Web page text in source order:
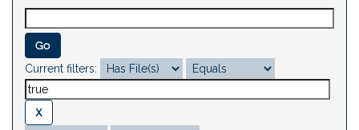
Current filters: